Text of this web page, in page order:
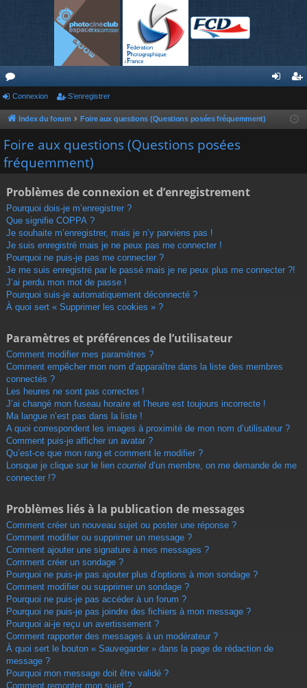
or
u
m
s
nr
Connexion S’enregistrer
Index du forum Foire aux questions (Questions posées fréquemment)
Foire aux questions (Questions posées
fréquemment)
Problèmes de connexion et d’enregistrement
Pourquoi dois-je m’enregistrer ?
Que signifie COPPA ?
Je souhaite m’enregistrer, mais je n’y parviens pas !
Je suis enregistré mais je ne peux pas me connecter !
Pourquoi ne puis-je pas me connecter ?
Je me suis enregistré par le passé mais je ne peux plus me connecter ?!
J’ai perdu mon mot de passe !
Pourquoi suis-je automatiquement déconnecté ?
À quoi sert « Supprimer les cookies » ?
Paramètres et préférences de l’utilisateur
Comment modifier mes paramètres ?
Comment empêcher mon nom d’apparaître dans la liste des membres
connectés ?
Les heures ne sont pas correctes !
J’ai changé mon fuseau horaire et l’heure est toujours incorrecte !
Ma langue n’est pas dans la liste !
A quoi correspondent les images à proximité de mon nom d’utilisateur ?
Comment puis-je afficher un avatar ?
Qu’est-ce que mon rang et comment le modifier ?
Lorsque je clique sur le lien courriel d’un membre, on me demande de me
connecter !?
Problèmes liés à la publication de messages
Comment créer un nouveau sujet ou poster une réponse ?
Comment modifier ou supprimer un message ?
Comment ajouter une signature à mes messages ?
Comment créer un sondage ?
Pourquoi ne puis-je pas ajouter plus d’options à mon sondage ?
Comment modifier ou supprimer un sondage ?
Pourquoi ne puis-je pas accéder à un forum ?
Pourquoi ne puis-je pas joindre des fichiers à mon message ?
Pourquoi ai-je reçu un avertissement ?
Comment rapporter des messages à un modérateur ?
À quoi sert le bouton « Sauvegarder » dans la page de rédaction de
message ?
Pourquoi mon message doit être validé ?
Comment remonter mon sujet ?